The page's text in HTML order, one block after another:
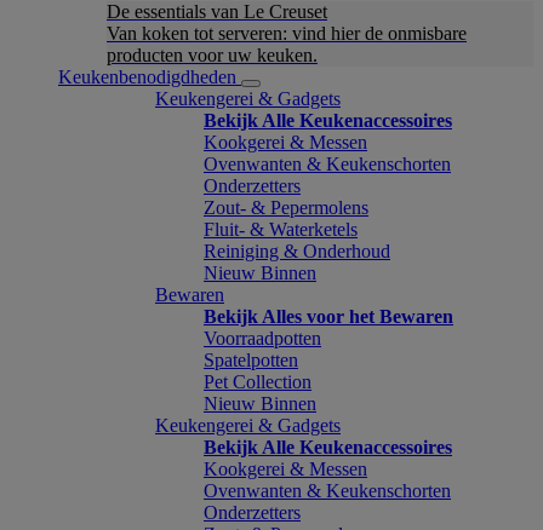
De essentials van Le Creuset
Van koken tot serveren: vind hier de onmisbare
producten voor uw keuken.
Keukenbenodigdheden
Keukengerei & Gadgets
Bekijk Alle Keukenaccessoires
Kookgerei & Messen
Ovenwanten & Keukenschorten
Onderzetters
Zout- & Pepermolens
Fluit- & Waterketels
Reiniging & Onderhoud
Nieuw Binnen
Bewaren
Bekijk Alles voor het Bewaren
Voorraadpotten
Spatelpotten
Pet Collection
Nieuw Binnen
Keukengerei & Gadgets
Bekijk Alle Keukenaccessoires
Kookgerei & Messen
Ovenwanten & Keukenschorten
Onderzetters